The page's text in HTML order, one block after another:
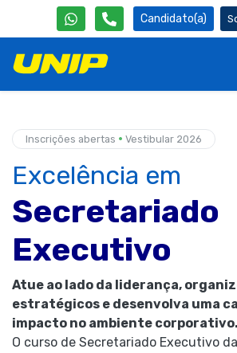
Candidato(a)
Inscrições abertas • Vestibular 2026
Excelência em
Secretariado
Executivo
Atue ao lado da liderança,
estratégicos e desenvolva uma
impacto no ambiente corporativo.
O curso de Secretariado Executivo